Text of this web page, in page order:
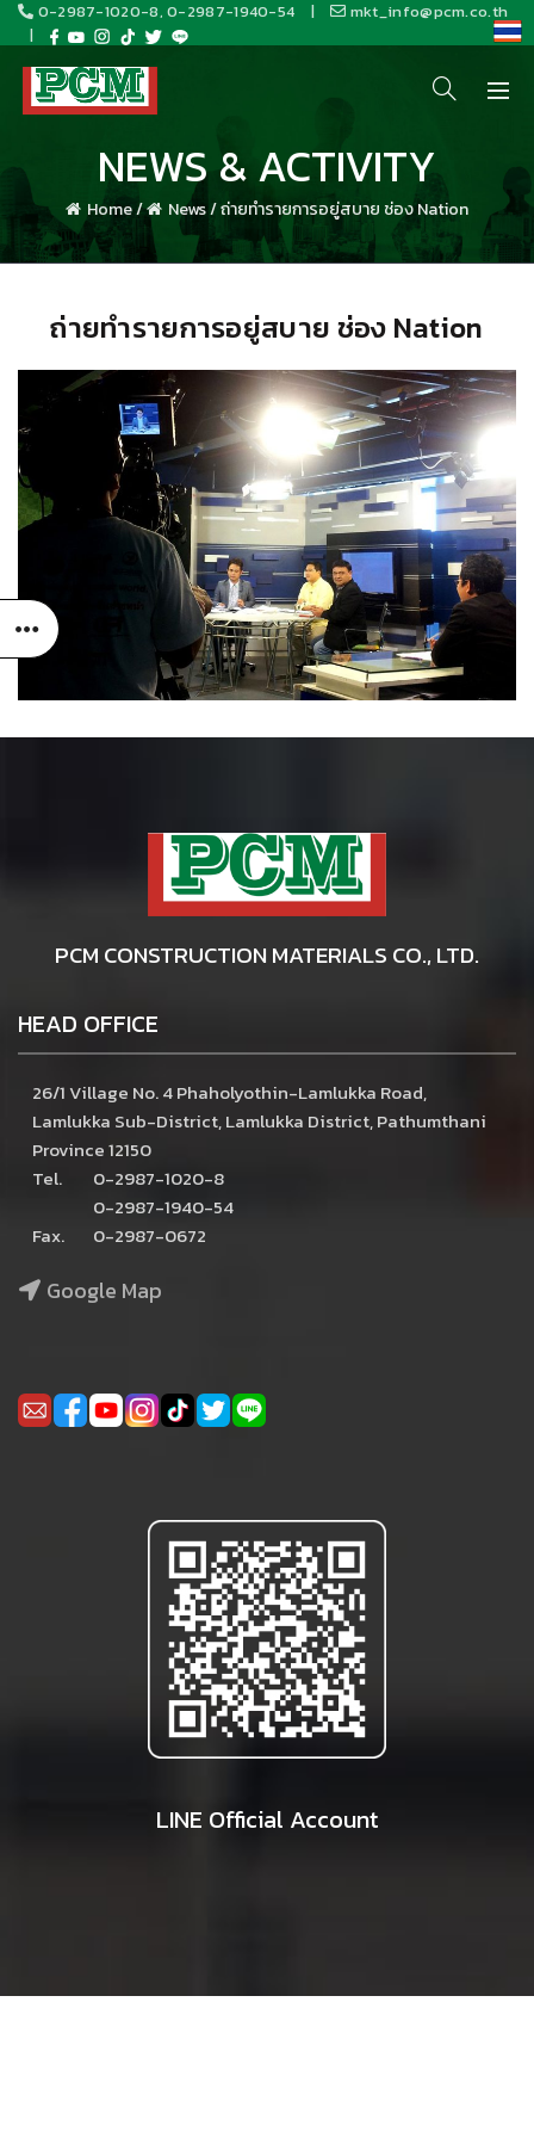
0-2987-1020-8, 0-2987-1940-54 |
mkt_info@pcm.co.th
|
NEWS & ACTIVITY
Home/ News/ถ่ายทำรายการอยู่สบาย ช่อง Nation
ถ่ายทำรายการอยู่สบาย ช่อง Nation
PCM CONSTRUCTION MATERIALS CO., LTD.
HEAD OFFICE
26/1 Village No. 4 Phaholyothin-Lamlukka Road,
Lamlukka Sub-District, Lamlukka District, Pathumthani
Province 12150
Tel.
0-2987-1020-8
0-2987-1940-54
Fax.
0-2987-0672
Google Map
LINE Official Account